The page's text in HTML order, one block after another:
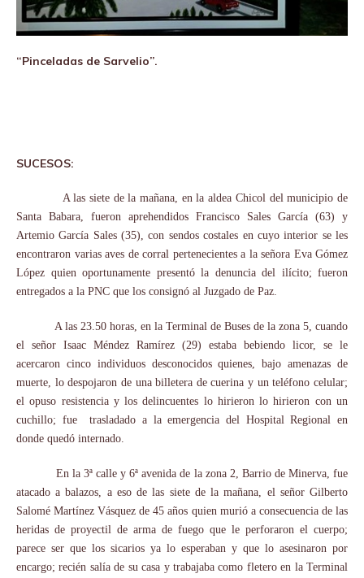
“Pinceladas de Sarvelio”.
SUCESOS:
A las siete de la mañana, en la aldea Chicol del municipio de
Santa Babara, fueron aprehendidos Francisco Sales García (63) y
Artemio García Sales (35), con sendos costales en cuyo interior se les
encontraron varias aves de corral pertenecientes a la señora Eva Gómez
López quien oportunamente presentó la denuncia del ilícito; fueron
entregados a la PNC que los consignó al Juzgado de Paz.
A las 23.50 horas, en la Terminal de Buses de la zona 5, cuando
el señor Isaac Méndez Ramírez (29) estaba bebiendo licor, se le
acercaron cinco individuos desconocidos quienes, bajo amenazas de
muerte, lo despojaron de una billetera de cuerina y un teléfono celular;
el opuso resistencia y los delincuentes lo hirieron lo hirieron con un
cuchillo; fue
trasladado a la emergencia del Hospital Regional en
donde quedó internado.
En la 3ª calle y 6ª avenida de la zona 2, Barrio de Minerva, fue
atacado a balazos, a eso de las siete de la mañana, el señor Gilberto
Salomé Martínez Vásquez de 45 años quien murió a consecuencia de las
heridas de proyectil de arma de fuego que le perforaron el cuerpo;
parece ser que los sicarios ya lo esperaban y que lo asesinaron por
encargo; recién salía de su casa y trabajaba como fletero en la Terminal